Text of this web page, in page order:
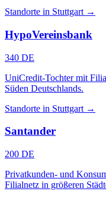
Standorte in Stuttgart →
HypoVereinsbank
340 DE
UniCredit-Tochter mit
Süden Deutschlands.
Standorte in Stuttgart →
Santander
200 DE
Privatkunden- und
Filialnetz in größeren